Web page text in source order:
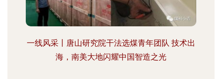
一线风采丨唐山研究院干法选煤青年团队 技术出
海，南美大地闪耀中国智造之光